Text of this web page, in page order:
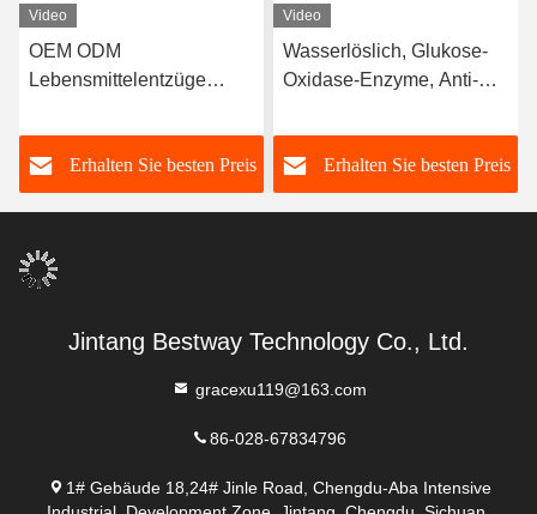
Video
OEM ODM
Lebensmittelentzüge
Improviser
Lockerungsmittel
Erhalten Sie besten Preis
Video
Wasserlöslich, Glukose-
Oxidase-Enzyme, Anti-
Erhalten Sie besten Preis
Jintang Bestway Technology Co., Ltd.
gracexu119@163.com
86-028-67834796
1# Gebäude 18,24# Jinle Road, Chengdu-Aba Intensive